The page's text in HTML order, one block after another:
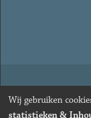
© 2026Oud-
· Alle
Wij gebruiken
statistieken &